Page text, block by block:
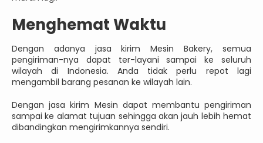
Menghemat Waktu
Dengan adanya jasa kirim Mesin Bakery, semua
pengiriman-nya dapat ter-layani sampai ke seluruh
wilayah di Indonesia. Anda tidak perlu repot lagi
mengambil barang pesanan ke wilayah lain.
Dengan jasa kirim Mesin dapat membantu pengiriman
sampai ke alamat tujuan sehingga akan jauh lebih hemat
dibandingkan mengirimkannya sendiri.